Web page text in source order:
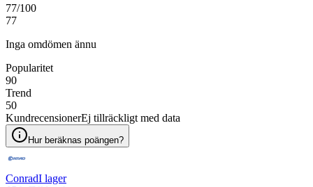
77/100
77
Inga omdömen ännu
Popularitet
90
Trend
50
KundrecensionerEj tillräckligt med data
Hur beräknas poängen?
ConradI lager